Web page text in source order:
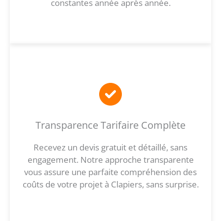
constantes année après année.
Transparence Tarifaire Complète
Recevez un devis gratuit et détaillé, sans
engagement. Notre approche transparente
vous assure une parfaite compréhension des
coûts de votre projet à Clapiers, sans surprise.